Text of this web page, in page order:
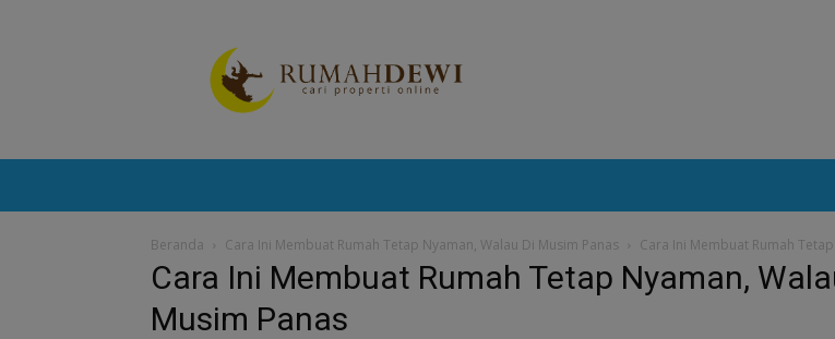
Berita
Properti
Terkini
Beranda Cara Ini Membuat Rumah Tetap Nyaman, Walau Di Musim Panas Cara Ini Membuat Rumah
Cara Ini Membuat Rumah Tetap Nyaman,
Musim Panas